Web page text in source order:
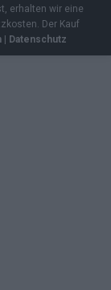
erhalten wir eine
Der Kauf
| Datenschutz